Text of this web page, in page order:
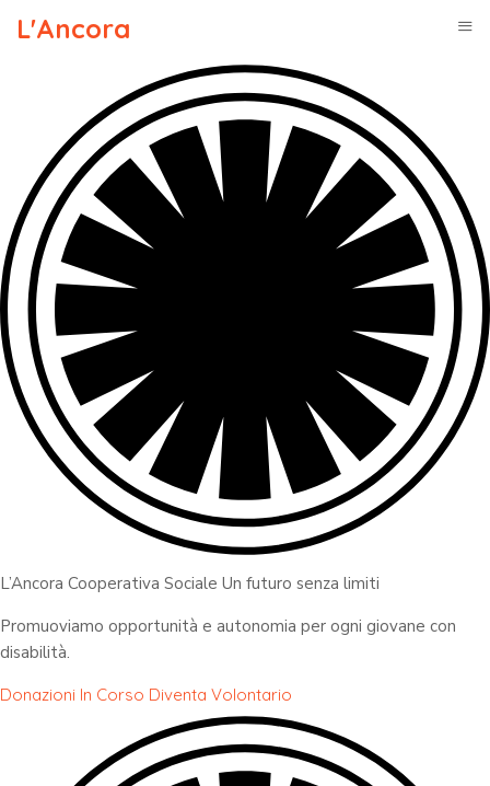
L'Ancora
L’Ancora Cooperativa Sociale Un futuro senza limiti
Promuoviamo opportunità e autonomia per ogni giovane con
disabilità.
Donazioni In Corso Diventa Volontario